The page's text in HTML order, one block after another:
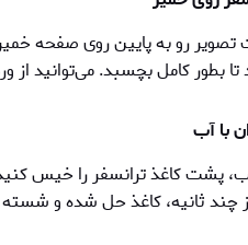
تصویر رو به پایین روی صفحه
بطور کامل بچسبد. می‌توانید از
پشت کاغذ ترانسفر را خیس
چند ثانیه، کاغذ حل شده و